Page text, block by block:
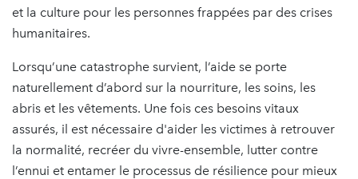
et la culture pour les personnes frappées par des crises
humanitaires.
Lorsqu’une catastrophe survient, l’aide se porte
naturellement d’abord sur la nourriture, les soins, les
abris et les vêtements. Une fois ces besoins vitaux
assurés, il est nécessaire d'aider les victimes à retrouver
la normalité, recréer du vivre-ensemble, lutter contre
l’ennui et entamer le processus de résilience pour mieux